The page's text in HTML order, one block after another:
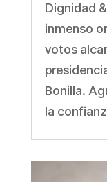
Dignidad
inmenso
votos
Bonilla.
la